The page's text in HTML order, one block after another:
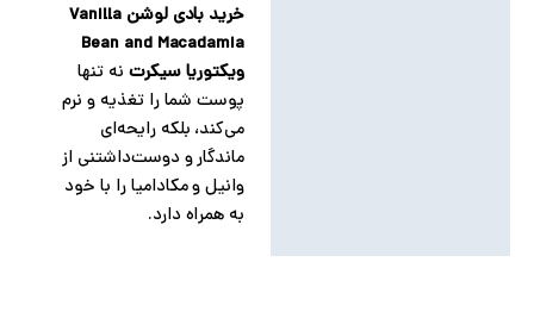
خرید بادی لوشن Vanilla
Bean and Macadamia
ویکتوریا سیکرت نه تنها
پوست شما را تغذیه و نرم
می‌کند، بلکه رایحه‌ای
ماندگار و دوست‌داشتنی از
وانیل و مکادامیا را با خود
به همراه دارد.